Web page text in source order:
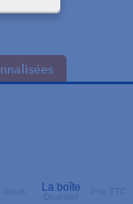
La boîte